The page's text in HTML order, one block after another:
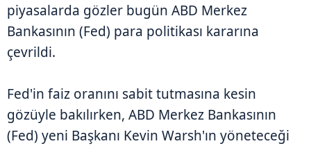
piyasalarda gözler bugün ABD Merkez
Bankasının (Fed) para politikası kararına
çevrildi.
Fed'in faiz oranını sabit tutmasına kesin
gözüyle bakılırken, ABD Merkez Bankasının
(Fed) yeni Başkanı Kevin Warsh'ın yöneteceği